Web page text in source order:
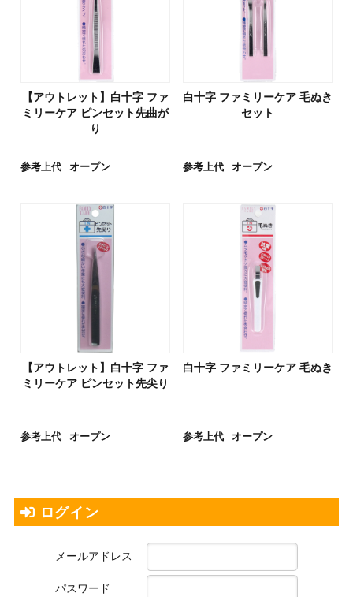
【アウトレット】白十字 ファ
ミリーケア ピンセット先曲が
り
参考上代 オープン
白十字 ファミリーケア 毛ぬき
セット
参考上代 オープン
【アウトレット】白十字 ファ
ミリーケア ピンセット先尖り
参考上代 オープン
白十字 ファミリーケア 毛ぬき
参考上代 オープン
ログイン
メールアドレス
パスワード